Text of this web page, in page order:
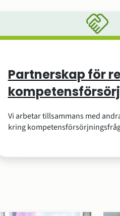
Partnerskap för
Vi arbetar tillsammans med
kring